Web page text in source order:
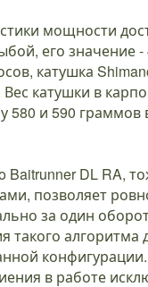
мощности
его значение
катушка
катушки в
и 590 граммов
DL RA,
позволяет
за один
такого
в работе